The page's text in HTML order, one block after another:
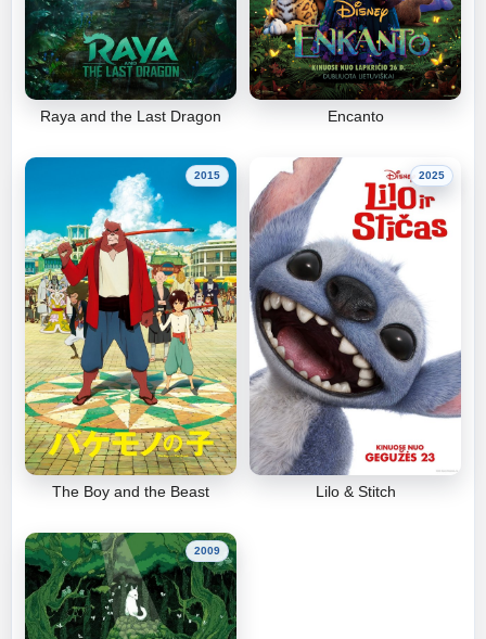
Raya and the Last Dragon Encanto
2015
The Boy and the Beast
2025
Lilo & Stitch
2009